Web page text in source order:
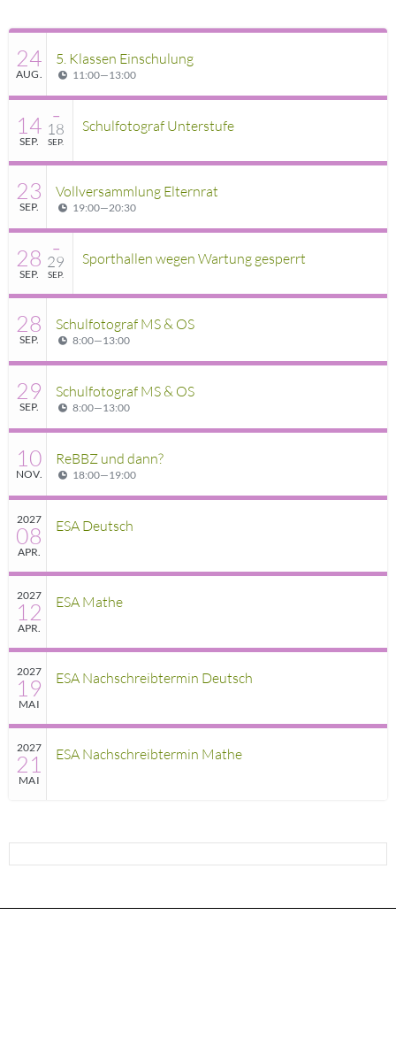
24
AUG.
5. Klassen Einschulung
11:00—13:00
14
SEP.
–
18
SEP.
Schulfotograf Unterstufe
23
SEP.
Vollversammlung Elternrat
19:00—20:30
28
SEP.
–
29
SEP.
Sporthallen wegen Wartung gesperrt
28
SEP.
Schulfotograf MS & OS
8:00—13:00
29
SEP.
Schulfotograf MS & OS
8:00—13:00
10
NOV.
ReBBZ und dann?
18:00—19:00
2027
08
APR.
ESA Deutsch
2027
12
APR.
ESA Mathe
2027
19
MAI
ESA Nachschreibtermin Deutsch
2027
21
MAI
ESA Nachschreibtermin Mathe